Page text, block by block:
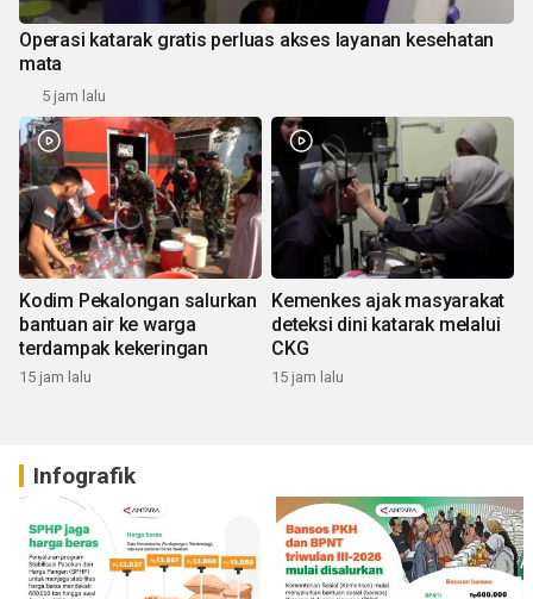
Operasi katarak gratis perluas akses layanan kesehatan
mata
5 jam lalu
Kodim Pekalongan salurkan
bantuan air ke warga
terdampak kekeringan
15 jam lalu
Kemenkes ajak masyarakat
deteksi dini katarak melalui
CKG
15 jam lalu
Infografik